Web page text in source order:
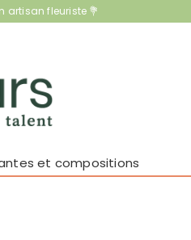
artisan fleuriste 💐
et compositions